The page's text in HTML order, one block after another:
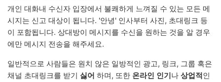
개인 대화내 수신자 입장에서 불쾌하게 느껴질 수 있는 모든 메
시지는 신고 대상이 됩니다. '안녕' 인사부터 사진, 초대링크 등
이 포함됩니다. 상대방이 메시지를 수신을 원하는 것을 알 경우
에만 메시지 전송을 해주세요.
일반적으로 사람들은 원치 않은 일방적인 광고, 링크, 그룹 혹은
채널 초대링크를 받기 싫어 하며, 또한 온라인 인기나 상업적인